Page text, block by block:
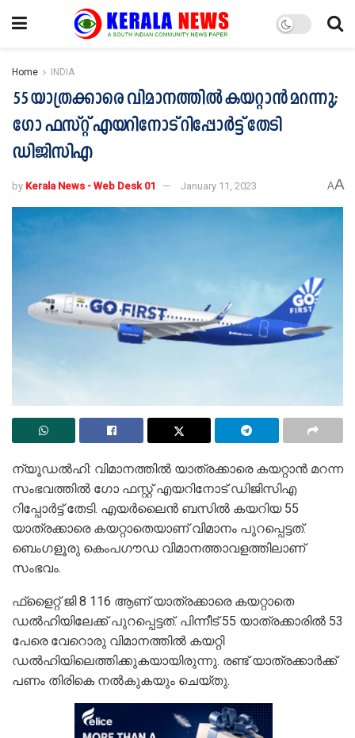
Home INDIA
55 യാത്രക്കാരെ വിമാനത്തില്‍ കയറ്റാന്‍ മറന്നു;
ഗോ ഫസ്റ്റ് എയറിനോട് റിപ്പോര്‍ട്ട് തേടി
ഡിജിസിഎ
by Kerala News - Web Desk 01 January 11, 2023 AA
ന്യൂഡല്‍ഹി: വിമാനത്തില്‍ യാത്രക്കാരെ കയറ്റാന്‍ മറന്ന
സംഭവത്തില്‍ ഗോ ഫസ്റ്റ് എയറിനോട് ഡിജിസിഎ
റിപ്പോര്‍ട്ട് തേടി. എയര്‍ലൈന്‍ ബസില്‍ കയറിയ 55
യാത്രക്കാരെ കയറ്റാതെയാണ് വിമാനം പുറപ്പെട്ടത്.
ബെംഗളൂരു കെംപഗൗഡ വിമാനത്താവളത്തിലാണ്
സംഭവം.
ഫ്‌ളൈറ്റ് ജി 8 116 ആണ് യാത്രക്കാരെ കയറ്റാതെ
ഡല്‍ഹിയിലേക്ക് പുറപ്പെട്ടത്. പിന്നീട് 55 യാത്രക്കാരില്‍ 53
പേരെ വേറൊരു വിമാനത്തില്‍ കയറ്റി
ഡല്‍ഹിയിലെത്തിക്കുകയായിരുന്നു. രണ്ട് യാത്രക്കാര്‍ക്ക്
പണം തിരികെ നല്‍കുകയും ചെയ്തു.